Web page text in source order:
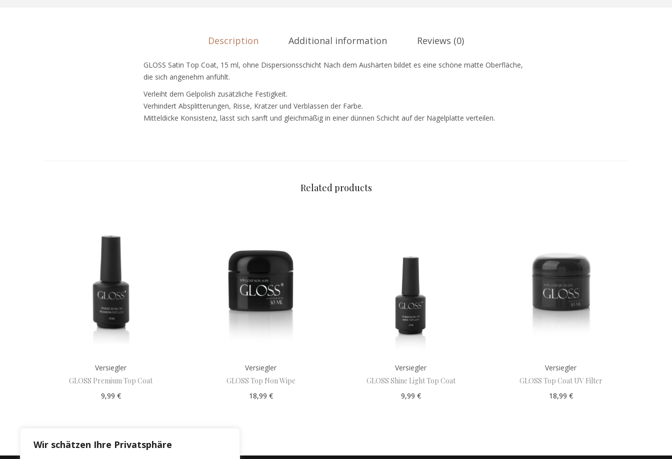
Wir schätzen Ihre Privatsphäre
Description Additional information Reviews (0)
GLOSS Satin Top Coat, 15 ml, ohne Dispersionsschicht Nach dem Aushärten bildet es eine schöne matte Oberfläche,
die sich angenehm anfühlt.
Verleiht dem Gelpolish zusätzliche Festigkeit.
Verhindert Absplitterungen, Risse, Kratzer und Verblassen der Farbe.
Mitteldicke Konsistenz, lässt sich sanft und gleichmäßig in einer dünnen Schicht auf der Nagelplatte verteilen.
Related products
Versiegler
GLOSS Premium Top Coat
9,99 €
Versiegler
GLOSS Top Non Wipe
18,99 €
Versiegler
GLOSS Shine Light Top Coat
9,99 €
Versiegler
GLOSS Top Coat UV Filter
18,99 €